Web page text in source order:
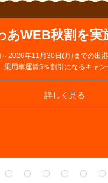
あWEB秋割を実
2026年11月30日(月)までの出港
乗用車運賃5％割引になるキャン
詳しく見る